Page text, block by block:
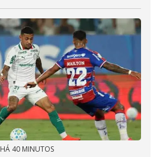
HÁ 40 MINUTOS